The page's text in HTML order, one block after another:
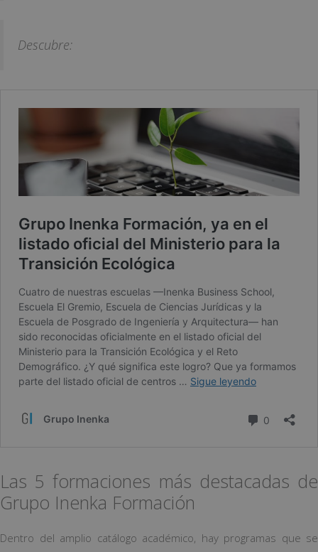
Descubre:
Las 5 formaciones más destacadas de
Grupo Inenka Formación
Dentro del amplio catálogo académico, hay programas que se